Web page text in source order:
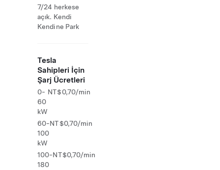
7/24 herkese
açık. Kendi
Kendine Park
Tesla
Sahipleri İçin
Şarj Ücretleri
0-
60
kW
NT$0,70/min
60-
100
kW
NT$0,70/min
100-
180
NT$0,70/min